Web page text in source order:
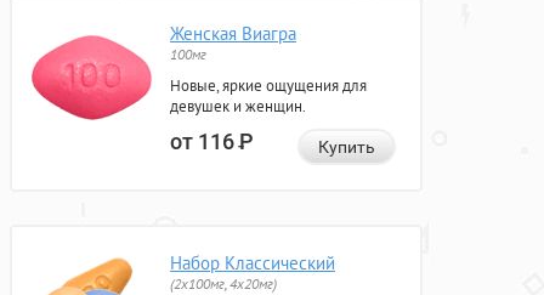
Женская Виагра
100мг
Новые, яркие ощущения для
девушек и женщин.
от 116Р Купить
Набор Классический
(2x100мг, 4x20мг)